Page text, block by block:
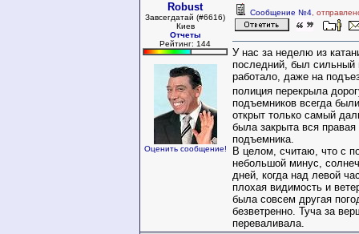
Robust
Завсегдатай (#6616)
Киев
Отчеты
Рейтинг: 144
Оценить сообщение!
Сообщение №4 ,
У нас за неделю из
последний, был сильный
работало, даже на
полиция перекрыла
подъемников всегда
открыт только самый
была закрыта вся
подъемника.
В целом, считаю, что с
небольшой минус,
дней, когда над левой
плохая видимость и
была совсем другая
безветренно. Туча за
переваливала.